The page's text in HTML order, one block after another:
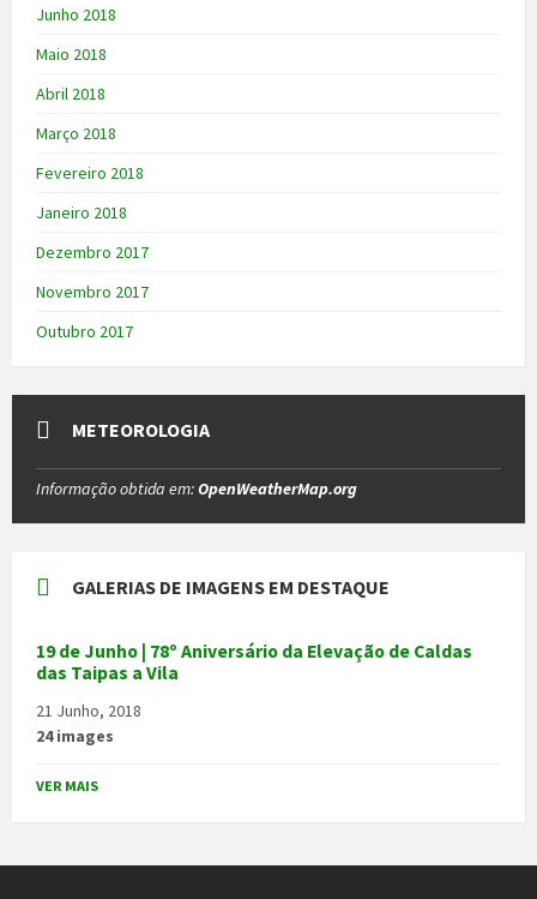
Junho 2018
Maio 2018
Abril 2018
Março 2018
Fevereiro 2018
Janeiro 2018
Dezembro 2017
Novembro 2017
Outubro 2017
METEOROLOGIA
Informação obtida em:OpenWeatherMap.org
GALERIAS DE IMAGENS EM DESTAQUE
19 de Junho | 78º Aniversário da Elevação de Caldas
das Taipas a Vila
21 Junho, 2018
24 images
VER MAIS